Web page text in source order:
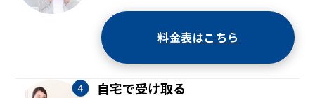
料金表はこちら
自宅で受け取る